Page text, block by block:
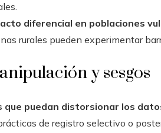
diferencial en poblaciones
rurales pueden experimentar
y sesgos
que puedan distorsionar los
de registro selectivo o